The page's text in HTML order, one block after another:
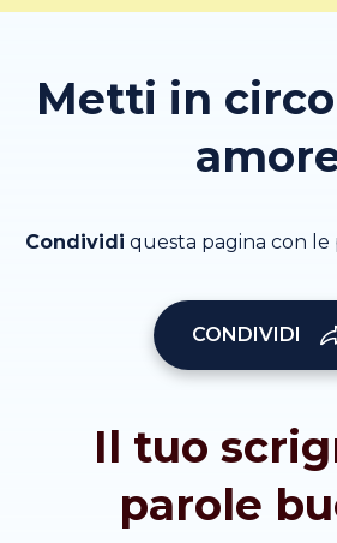
Metti in
Condividi questa pagina con le
CONDIVIDI
Il tuo
parole